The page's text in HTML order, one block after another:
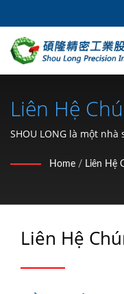
Liên Hệ
Xuất Phụ
Máy (vòng
SHOU LONG là một
Home / Liên Hệ
Liên Hệ